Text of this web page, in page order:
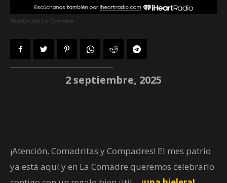
Festeja con La Comadre
2 septiembre, 2025
¡Atención, Comadritas y Compadres! El mes patrio
ya está aquí y en La Comadre queremos celebrarlo